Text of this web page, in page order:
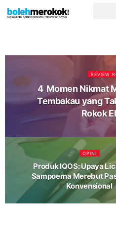
REVIEW
4 Momen Nikmat
Tembakau yang
Rokok
OPINI
Produk IQOS: Upaya
Sampoerna Merebut
Konvensional